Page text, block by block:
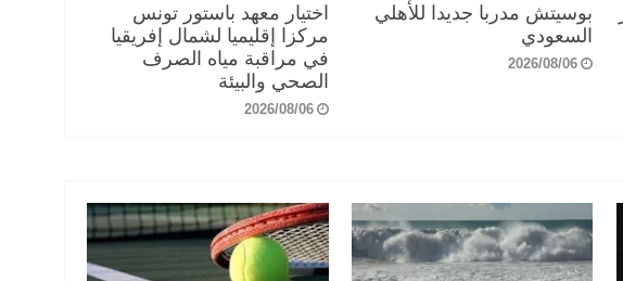
بوسيتش مدربا جديدا للأهلي
السعودي
2026/08/06
اختيار معهد باستور تونس
مركزا إقليميا لشمال إفريقيا
في مراقبة مياه الصرف
الصحي والبيئة
2026/08/06